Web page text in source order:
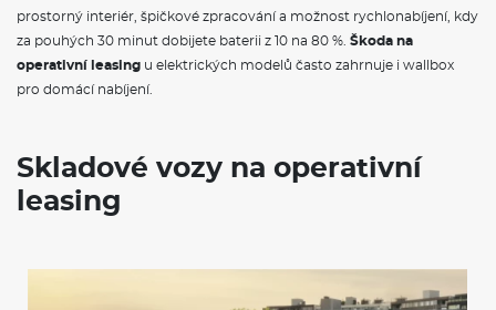
prostorný interiér, špičkové zpracování a možnost rychlonabíjení, kdy
za pouhých 30 minut dobijete baterii z 10 na 80 %. Škoda na
operativní leasing u elektrických modelů často zahrnuje i wallbox
pro domácí nabíjení.
Skladové vozy na operativní
leasing